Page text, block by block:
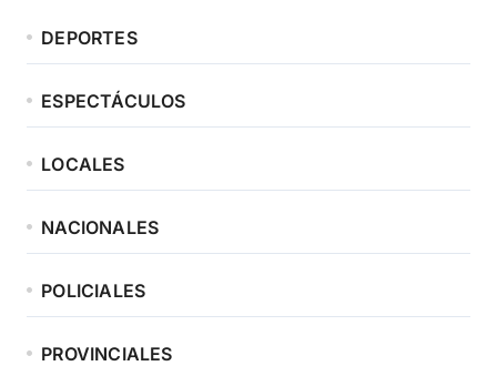
DEPORTES
ESPECTÁCULOS
LOCALES
NACIONALES
POLICIALES
PROVINCIALES